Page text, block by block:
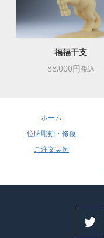
福福干支
88,000円税込
ホーム
位牌彫刻・修復
ご注文実例